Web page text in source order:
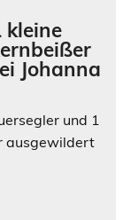
kleine
Johanna
und 1
ausgewildert